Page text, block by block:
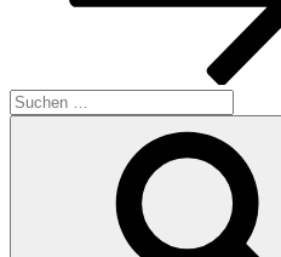
Suchen
nach: